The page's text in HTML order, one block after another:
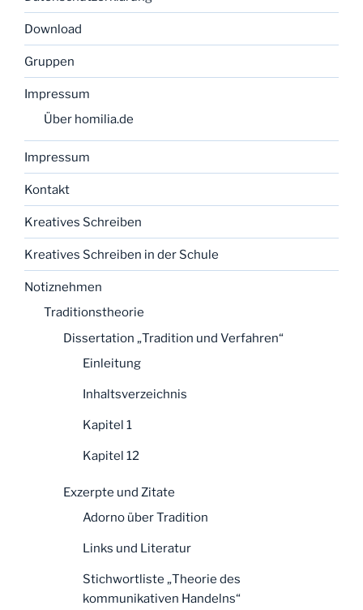
Download
Gruppen
Impressum
Über homilia.de
Impressum
Kontakt
Kreatives Schreiben
Kreatives Schreiben in der Schule
Notiznehmen
Traditionstheorie
Dissertation „Tradition und Verfahren“
Einleitung
Inhaltsverzeichnis
Kapitel 1
Kapitel 12
Exzerpte und Zitate
Adorno über Tradition
Links und Literatur
Stichwortliste „Theorie des
kommunikativen Handelns“